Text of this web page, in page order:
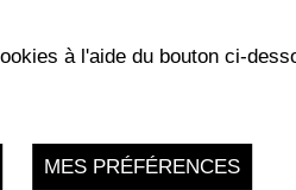
à l'aide du bouton ci-
MES PRÉFÉRENCES